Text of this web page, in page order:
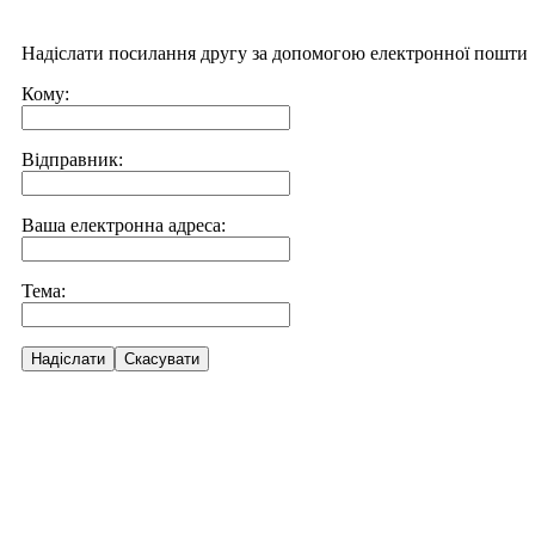
Надіслати посилання другу за допомогою електронної пошти
Кому:
Відправник:
Ваша електронна адреса:
Тема:
Надіслати Скасувати